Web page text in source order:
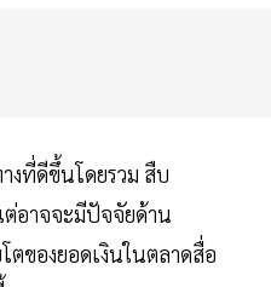
งที่ดีขึ้นโดยรวม สืบ
ต่อาจจะมีปัจจัยด้าน
ตของยอดเงินในตลาดสื่อ